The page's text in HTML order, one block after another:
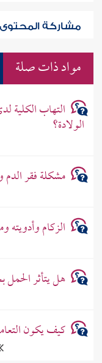
مشاركة المحتوى
مواد ذات صلة
التهاب الكلية
الولادة؟
مشكلة فقر الدم
الزكام
هل يتأثر الحمل
كيف يكون